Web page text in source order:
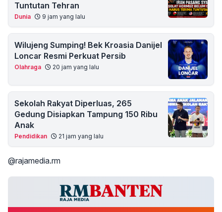
Tuntutan Tehran
Dunia 9 jam yang lalu
Wilujeng Sumping! Bek Kroasia Danijel
Loncar Resmi Perkuat Persib
Olahraga 20 jam yang lalu
Sekolah Rakyat Diperluas, 265
Gedung Disiapkan Tampung 150 Ribu
Anak
Pendidikan 21 jam yang lalu
@rajamedia.rm